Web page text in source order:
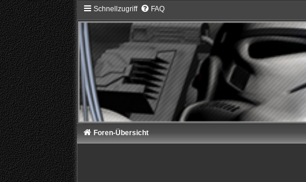
Schnellzugriff FAQ
Foren-Übersicht